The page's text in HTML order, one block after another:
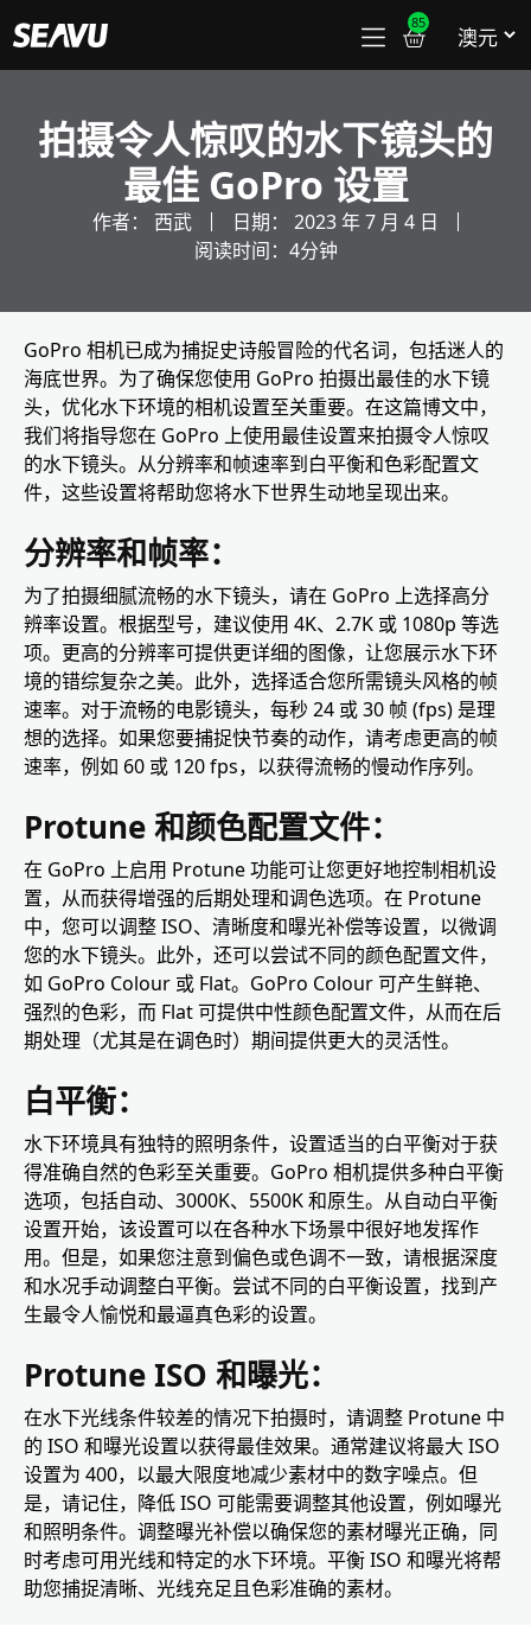
85
拍摄令人惊叹的水下镜头的
最佳 GoPro 设置
作者： 西武 日期： 2023 年 7 月 4 日
阅读时间：4分钟
GoPro 相机已成为捕捉史诗般冒险的代名词，包括迷人的
海底世界。为了确保您使用 GoPro 拍摄出最佳的水下镜
头，优化水下环境的相机设置至关重要。在这篇博文中，
我们将指导您在 GoPro 上使用最佳设置来拍摄令人惊叹
的水下镜头。从分辨率和帧速率到白平衡和色彩配置文
件，这些设置将帮助您将水下世界生动地呈现出来。
分辨率和帧率：
为了拍摄细腻流畅的水下镜头，请在 GoPro 上选择高分
辨率设置。根据型号，建议使用 4K、2.7K 或 1080p 等选
项。更高的分辨率可提供更详细的图像，让您展示水下环
境的错综复杂之美。此外，选择适合您所需镜头风格的帧
速率。对于流畅的电影镜头，每秒 24 或 30 帧 (fps) 是理
想的选择。如果您要捕捉快节奏的动作，请考虑更高的帧
速率，例如 60 或 120 fps，以获得流畅的慢动作序列。
Protune 和颜色配置文件：
在 GoPro 上启用 Protune 功能可让您更好地控制相机设
置，从而获得增强的后期处理和调色选项。在 Protune
中，您可以调整 ISO、清晰度和曝光补偿等设置，以微调
您的水下镜头。此外，还可以尝试不同的颜色配置文件，
如 GoPro Colour 或 Flat。GoPro Colour 可产生鲜艳、
强烈的色彩，而 Flat 可提供中性颜色配置文件，从而在后
期处理（尤其是在调色时）期间提供更大的灵活性。
白平衡：
水下环境具有独特的照明条件，设置适当的白平衡对于获
得准确自然的色彩至关重要。GoPro 相机提供多种白平衡
选项，包括自动、3000K、5500K 和原生。从自动白平衡
设置开始，该设置可以在各种水下场景中很好地发挥作
用。但是，如果您注意到偏色或色调不一致，请根据深度
和水况手动调整白平衡。尝试不同的白平衡设置，找到产
生最令人愉悦和最逼真色彩的设置。
Protune ISO 和曝光：
在水下光线条件较差的情况下拍摄时，请调整 Protune 中
的 ISO 和曝光设置以获得最佳效果。通常建议将最大 ISO
设置为 400，以最大限度地减少素材中的数字噪点。但
是，请记住，降低 ISO 可能需要调整其他设置，例如曝光
和照明条件。调整曝光补偿以确保您的素材曝光正确，同
时考虑可用光线和特定的水下环境。平衡 ISO 和曝光将帮
助您捕捉清晰、光线充足且色彩准确的素材。